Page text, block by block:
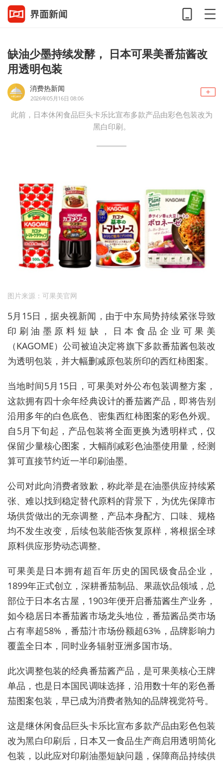
缺油少墨持续发酵， 日本可果美番茄酱改
用透明包装
消费热新闻
2026年05月16日 08:06
此前，日本休闲食品巨头卡乐比宣布多款产品由彩色包装改为
黑白印刷。
图片来源：可果美官网
5月15日，据央视新闻， 由于中东局势持续紧张导致
印刷油墨原料短缺，日本食品企业可果美
（KAGOME）公司被迫决定将旗下多款番茄酱包装改
为透明包装，并大幅删减原包装所印的西红柿图案。
当地时间5月15日，可果美对外公布包装调整方案，
这款拥有四十余年经典设计的番茄酱产品，即将告别
沿用多年的白色底色、密集西红柿图案的彩色外观。
自5月下旬起，产品包装将全面更换为透明样式，仅
保留少量核心图案，大幅削减彩色油墨使用量，经测
算可直接节约近一半印刷油墨。
公司对此向消费者致歉，称此举是在油墨供应持续紧
张、难以找到稳定替代原料的背景下，为优先保障市
场供货做出的无奈调整，产品本身配方、口味、规格
均不发生改变，后续包装能否恢复原样，将根据全球
原料供应形势动态调整。
可果美是日本拥有超百年历史的国民级食品企业，
1899年正式创立，深耕番茄制品、果蔬饮品领域，总
部位于日本名古屋，1903年便开启番茄酱生产业务，
如今稳居日本番茄酱市场龙头地位，番茄酱品类市场
占有率超58%，番茄汁市场份额超63%，品牌影响力
覆盖全日本，同时业务辐射亚洲多国市场。
此次调整包装的经典番茄酱产品，是可果美核心王牌
单品，也是日本国民调味选择，沿用数十年的彩色番
茄图案包装，早已成为消费者熟知的品牌视觉符号。
这是继休闲食品巨头卡乐比宣布多款产品由彩色包装
改为黑白印刷后，日本又一食品生产商启用透明简化
包装，以此应对印刷油墨短缺问题，保障商品持续供